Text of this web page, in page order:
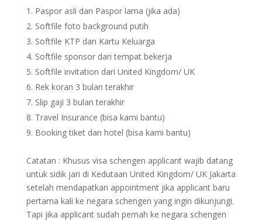
Paspor asli dan Paspor lama (jika ada)
Softfile foto background putih
Softfile KTP dan Kartu Keluarga
Softfile sponsor dari tempat bekerja
Softfile invitation dari United Kingdom/ UK
Rek koran 3 bulan terakhir
Slip gaji 3 bulan terakhir
Travel Insurance (bisa kami bantu)
Booking tiket dan hotel (bisa kami bantu)
Catatan : Khusus visa schengen applicant wajib datang
untuk sidik jari di Kedutaan United Kingdom/ UK Jakarta
setelah mendapatkan appointment jika applicant baru
pertama kali ke negara schengen yang ingin dikunjungi.
Tapi jika applicant sudah pernah ke negara schengen